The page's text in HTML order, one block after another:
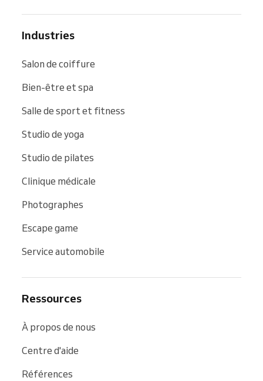
Industries
Salon de coiffure
Bien-être et spa
Salle de sport et fitness
Studio de yoga
Studio de pilates
Clinique médicale
Photographes
Escape game
Service automobile
Ressources
À propos de nous
Centre d'aide
Références